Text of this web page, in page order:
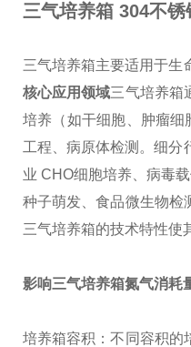
三气培养箱 304不
三气培养箱主要适用于生
核心应用领域三气培养箱
培养（如干细胞、肿瘤
工程、病原体检测。细分
业 CHO细胞培养、病毒
种子萌发、食品微生物
三气培养箱的技术特性使
影响三气培养箱氮气消耗
培养箱容积：不同容积的